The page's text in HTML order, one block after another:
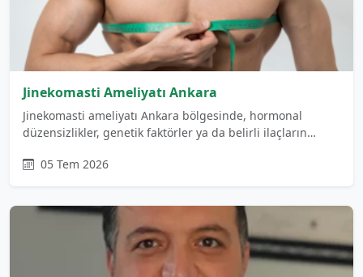
Jinekomasti Ameliyatı Ankara
Jinekomasti ameliyatı Ankara bölgesinde, hormonal
düzensizlikler, genetik faktörler ya da belirli ilaçların…
05 Tem 2026